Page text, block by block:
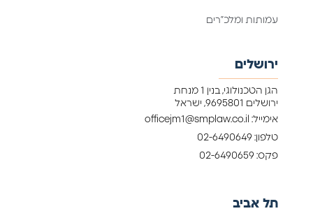
עמותות ומלכ”רים
ירושלים
הגן הטכנולוגי, בנין 1 מנחת
ירושלים 9695801, ישראל
אימייל: officejm1@smplaw.co.il
טלפון: 02-6490649
פקס: 02-6490659
תל אביב